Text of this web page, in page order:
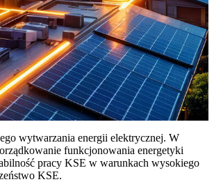
wytwarzania energii elektrycznej. W
funkcjonowania energetyki
pracy KSE w warunkach wysokiego
KSE.